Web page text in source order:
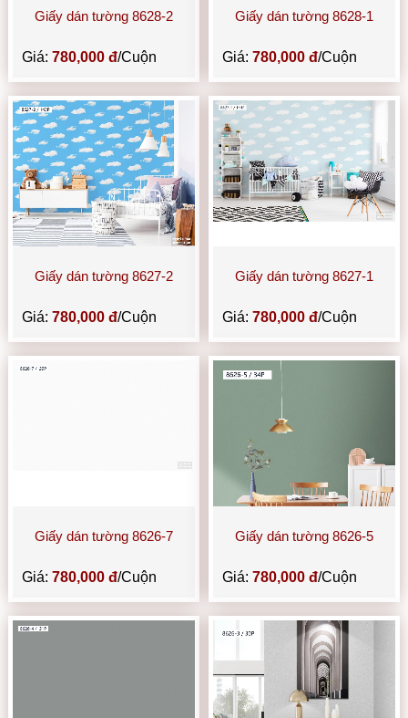
Giấy dán tường 8628-2
Giá:780,000 đ/Cuộn
Giấy dán tường 8628-1
Giá: 780,000 đ/Cuộn
Giấy dán tường 8627-2
Giá:780,000 đ/Cuộn
Giấy dán tường 8627-1
Giá: 780,000 đ/Cuộn
Giấy dán tường 8626-7
Giá:780,000 đ/Cuộn
Giấy dán tường 8626-5
Giá: 780,000 đ/Cuộn